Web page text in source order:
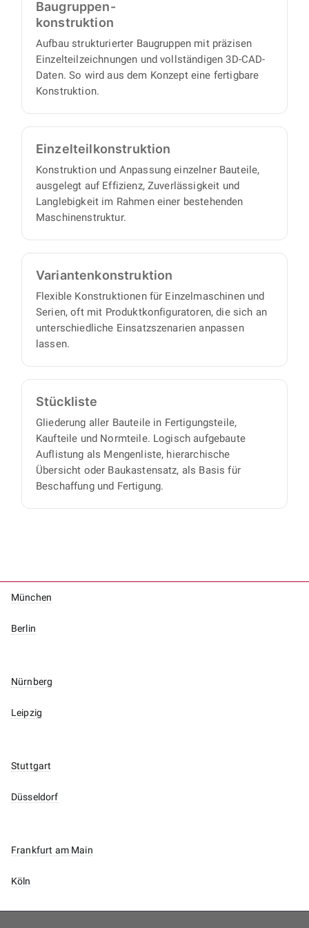
eigenverantwortlich und liefern einen
mit minimalem Abstimmungs- und
Aufsichtsaufwand auf Ihrer Seite.
bis zu fertigungsreifen Unterlagen.
Baugruppen-
konstruktion
Aufbau strukturierter Baugruppen mit präzisen
Einzelteilzeichnungen und vollständigen 3D-CAD-
Daten. So wird aus dem Konzept eine fertigbare
Konstruktion.
Einzelteil­konstruktion
Konstruktion und Anpassung einzelner Bauteile,
ausgelegt auf Effizienz, Zuverlässigkeit und
Langlebigkeit im Rahmen einer bestehenden
Maschinenstruktur.
Varianten­konstruktion
Flexible Konstruktionen für Einzelmaschinen und
Serien, oft mit Produktkonfiguratoren, die sich an
unterschiedliche Einsatzszenarien anpassen
lassen.
Stückliste
Gliederung aller Bauteile in Fertigungsteile,
Kaufteile und Normteile. Logisch aufgebaute
Auflistung als Mengenliste, hierarchische
Übersicht oder Baukastensatz, als Basis für
Beschaffung und Fertigung.
München
Berlin
Nürnberg
Leipzig
Stuttgart
Düsseldorf
Frankfurt am Main
Köln